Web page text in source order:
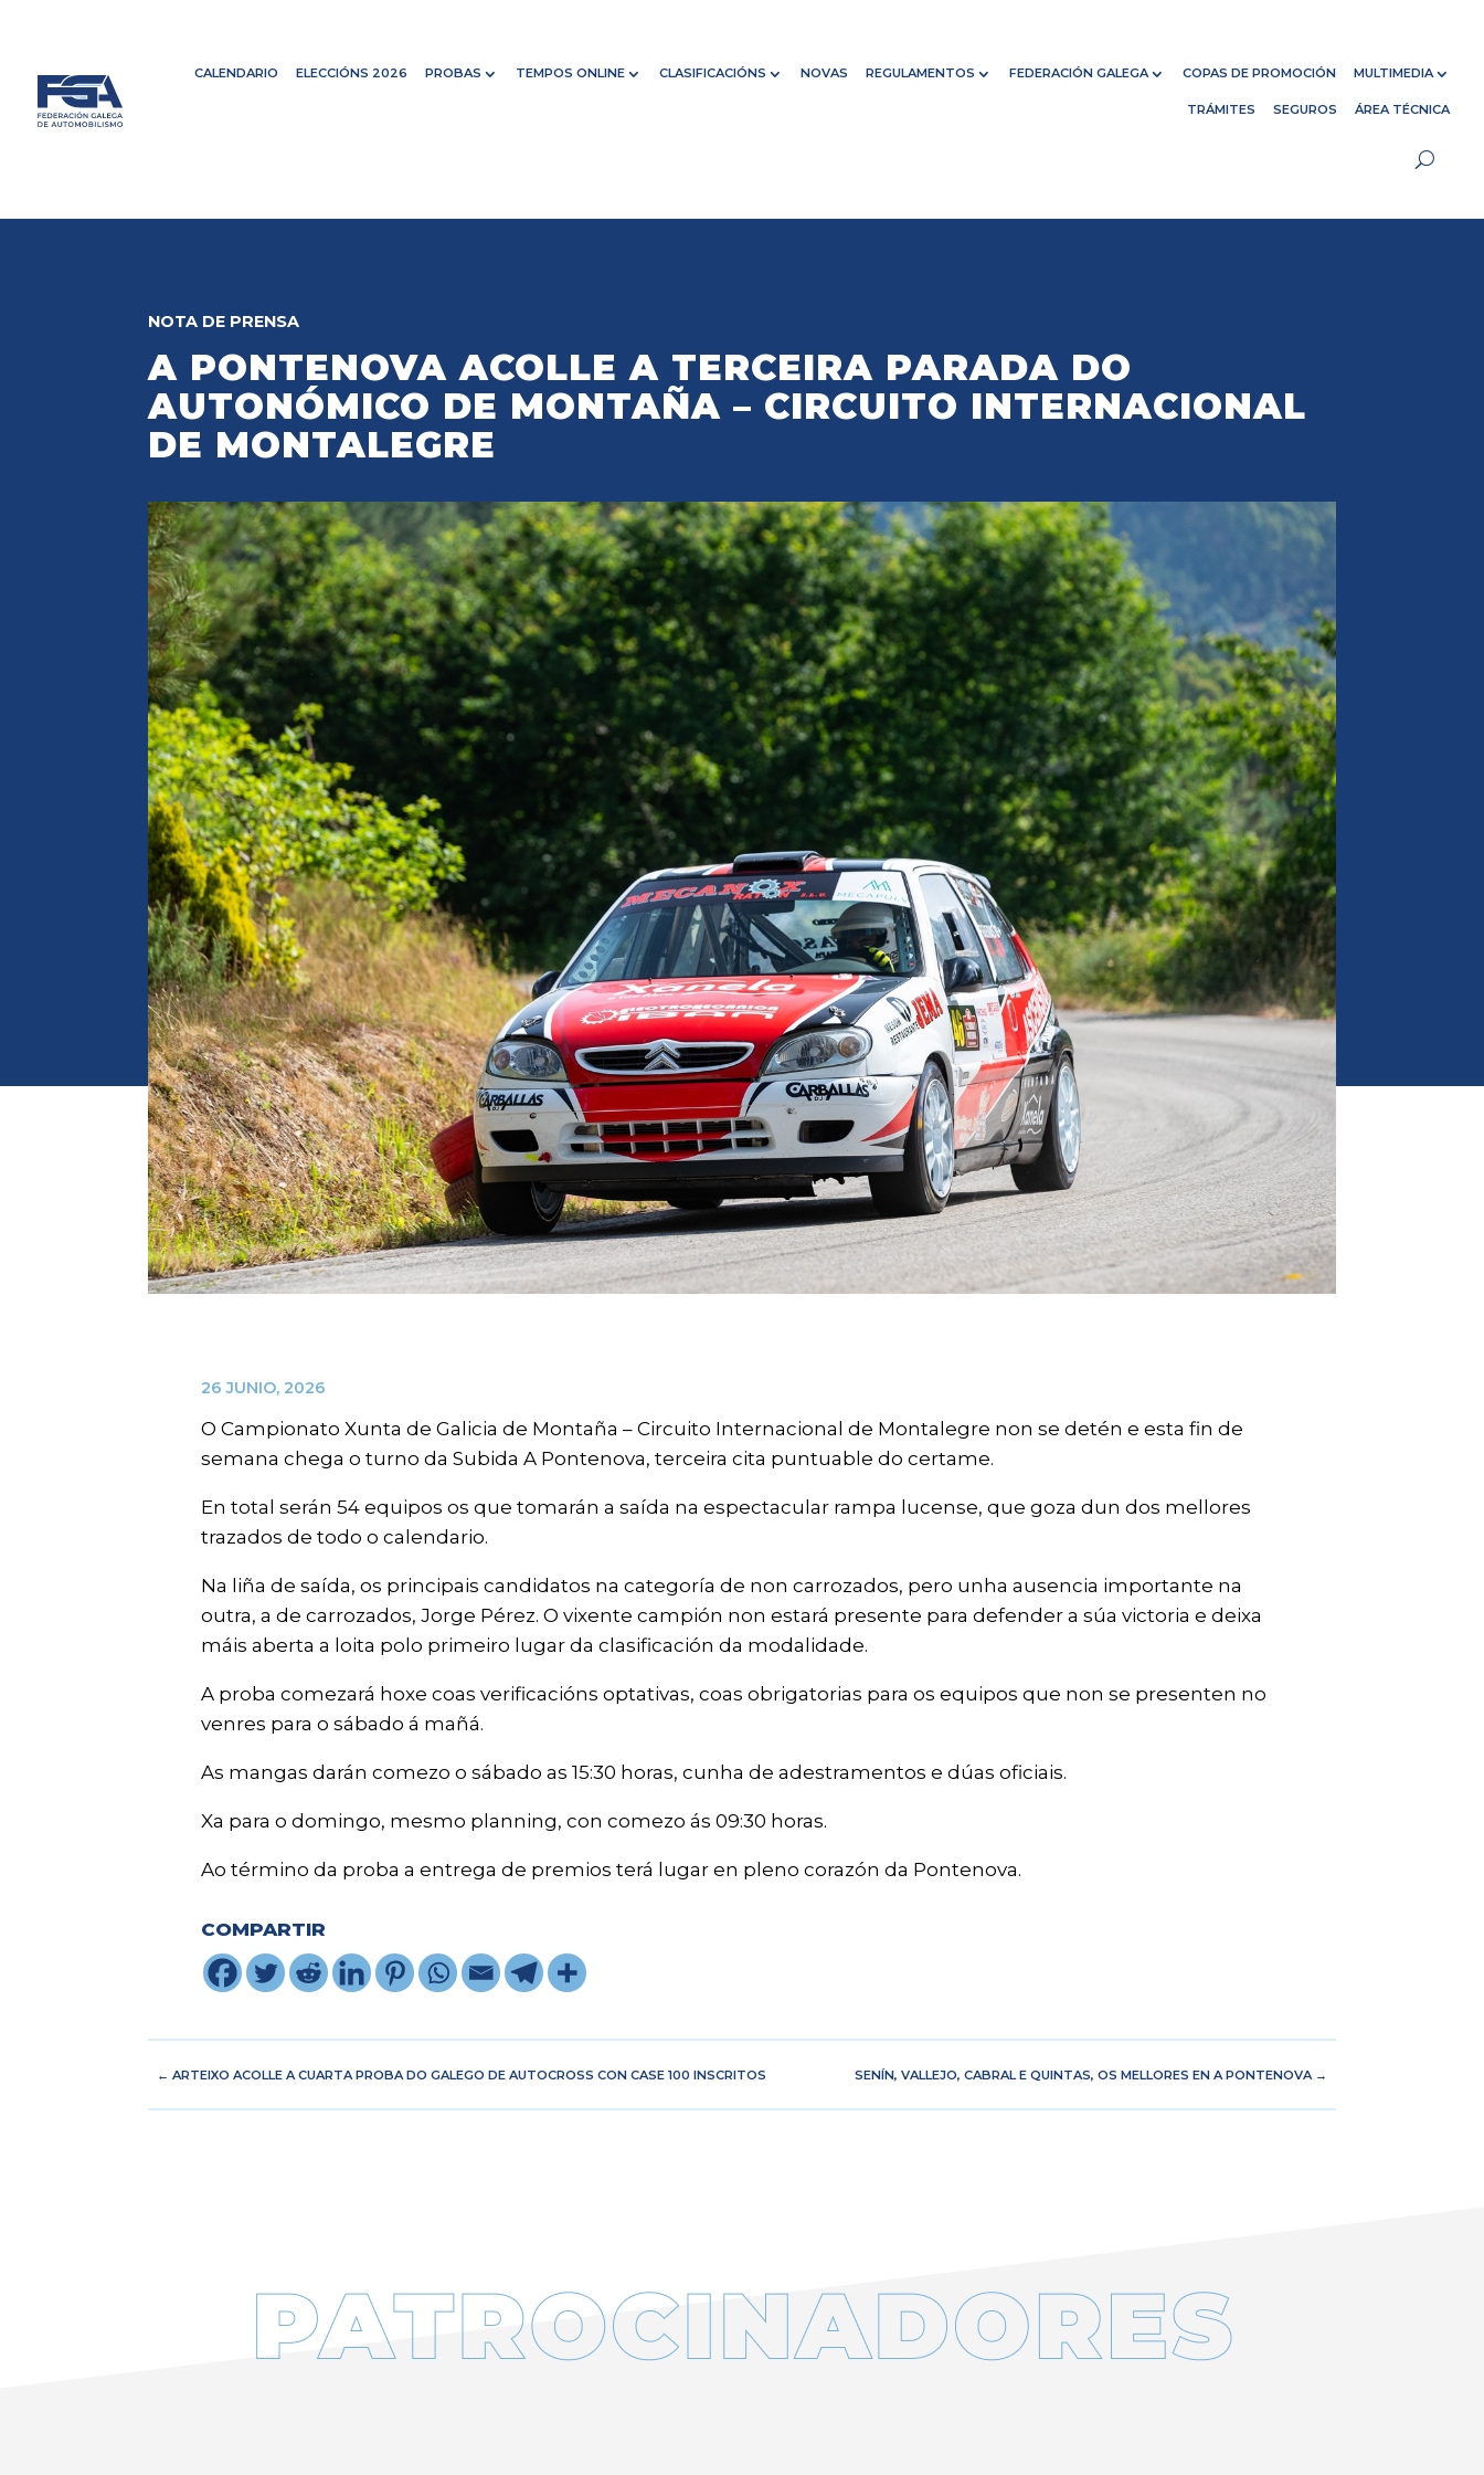
CALENDARIO ELECCIÓNS 2026 PROBAS TEMPOS ONLINE CLASIFICACIÓNS NOVAS REGULAMENTOS FEDERACIÓN GALEGA COPAS DE PROMOCIÓN MULTIMEDIA
TRÁMITES SEGUROS ÁREA TÉCNICA
NOTA DE PRENSA
A PONTENOVA ACOLLE A TERCEIRA PARADA DO
AUTONÓMICO DE MONTAÑA – CIRCUITO INTERNACIONAL
DE MONTALEGRE
26 JUNIO, 2026
O Campionato Xunta de Galicia de Montaña – Circuito Internacional de Montalegre non se detén e esta fin de
semana chega o turno da Subida A Pontenova, terceira cita puntuable do certame.
En total serán 54 equipos os que tomarán a saída na espectacular rampa lucense, que goza dun dos mellores
trazados de todo o calendario.
Na liña de saída, os principais candidatos na categoría de non carrozados, pero unha ausencia importante na
outra, a de carrozados, Jorge Pérez. O vixente campión non estará presente para defender a súa victoria e deixa
máis aberta a loita polo primeiro lugar da clasificación da modalidade.
A proba comezará hoxe coas verificacións optativas, coas obrigatorias para os equipos que non se presenten no
venres para o sábado á mañá.
As mangas darán comezo o sábado as 15:30 horas, cunha de adestramentos e dúas oficiais.
Xa para o domingo, mesmo planning, con comezo ás 09:30 horas.
Ao término da proba a entrega de premios terá lugar en pleno corazón da Pontenova.
COMPARTIR
←ARTEIXO ACOLLE A CUARTA PROBA DO GALEGO DE AUTOCROSS CON CASE 100 INSCRITOS SENÍN, VALLEJO, CABRAL E QUINTAS, OS MELLORES EN A PONTENOVA→